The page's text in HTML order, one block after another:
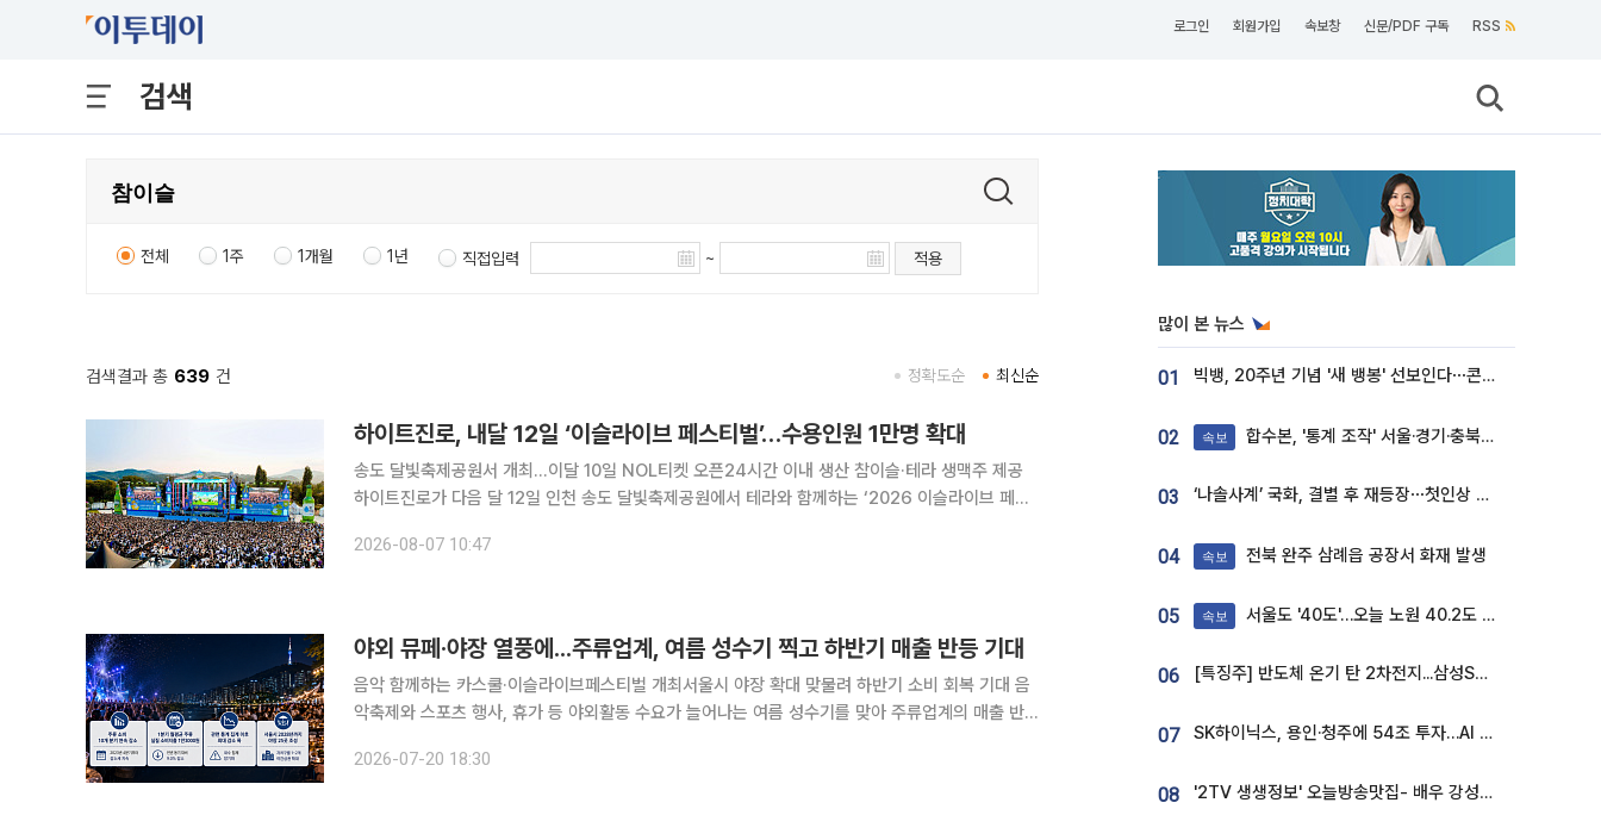
로그인 회원가입 속보창 신문/PDF 구독 RSS
검색
전체 1주 1개월 1년 직접입력 ~ 적용
검색결과 총 639 건 최신순
정확도순
하이트진로, 내달 12일 ‘이슬라이브 페스티벌’…수용인원 1만명 확대
송도 달빛축제공원서 개최...이달 10일 NOL티켓 오픈24시간 이내 생산 참이슬·테라 생맥주 제공
하이트진로가 다음 달 12일 인천 송도 달빛축제공원에서 테라와 함께하는 ‘2026 이슬라이브 페스
2년 만에 열린다. 올해 행사는 관람객 대중교통 접근
2026-08-07 10:47
야외 뮤페·야장 열풍에...주류업계, 여름 성수기 찍고 하반기 매출 반등 기대
음악 함께하는 카스쿨·이슬라이브페스티벌 개최서울시 야장 확대 맞물려 하반기 소비 회복 기대 음
악축제와 스포츠 행사, 휴가 등 야외활동 수요가 늘어나는 여름 성수기를 맞아 주류업계의 매출 반
마케팅을 통해 소비자 접점을 넓히면서 서울시가 추진하는 야간상권 활성화에
2026-07-20 18:30
많이 본 뉴스
01 빅뱅, 20주년 기념 '새 뱅봉' 선보인다⋯콘서트 앞두고 팝업 개최
02 속보 합수본, '통계 조작' 서울·경기·충북 선관위 등 추가 압수수색
03 ‘나솔사계’ 국화, 결별 후 재등장⋯첫인상 투표 휩쓸고 ‘인기녀’ 등극
04 속보 전북 완주 삼례읍 공장서 화재 발생
05 속보 서울도 '40도'…오늘 노원 40.2도 기록
06 [특징주] 반도체 온기 탄 2차전지...삼성SDI, 장 초반 7% 넘게 껑충
07 SK하이닉스, 용인·청주에 54조 투자…AI 메모리 생산기지 키운다
08 '2TV 생생정보' 오늘방송맛집- 배우 강성진 단골! 쌀국수ㆍ푸팟퐁 커리 맛집 '블○○○'